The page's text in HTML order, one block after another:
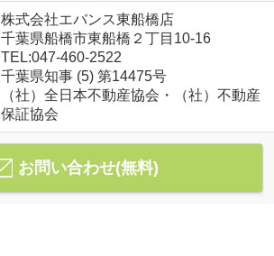
株式会社エバンス東船橋店
千葉県船橋市東船橋２丁目10-16
TEL:047-460-2522
千葉県知事 (5) 第14475号
（社）全日本不動産協会・（社）不動産
保証協会
お問い合わせ(無料)